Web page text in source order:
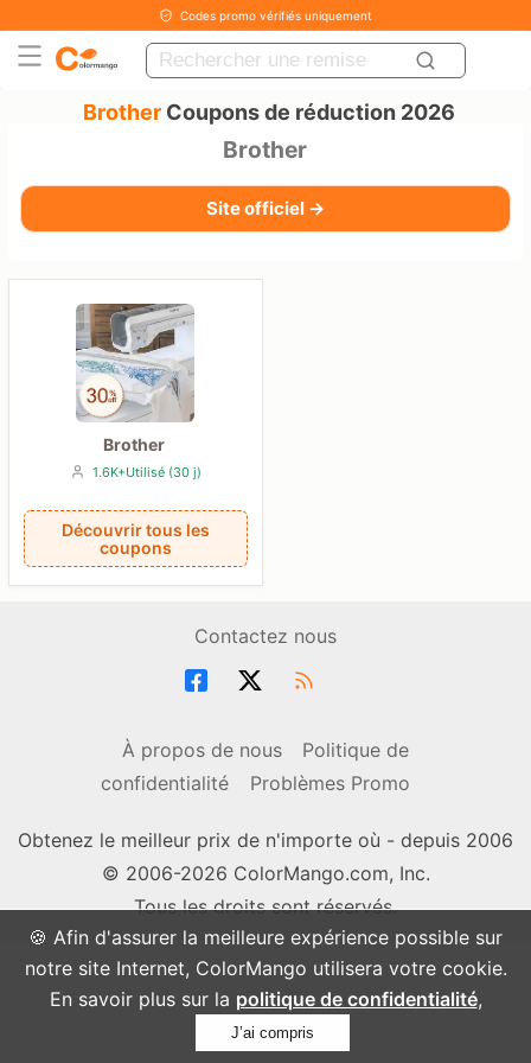
🍪 Afin d'assurer la meilleure expérience possible sur
notre site Internet, ColorMango utilisera votre cookie.
En savoir plus sur la politique de confidentialité,
J’ai compris
Codes promo vérifiés uniquement
Brother Coupons de réduction 2026
Brother
Site officiel →
Brother
1.6K+Utilisé (30 j)
Découvrir tous les
coupons
Contactez nous
À propos de nous
Politique de
confidentialité
Problèmes Promo
Obtenez le meilleur prix de n'importe où - depuis 2006
© 2006-2026 ColorMango.com, Inc.
Tous les droits sont réservés.